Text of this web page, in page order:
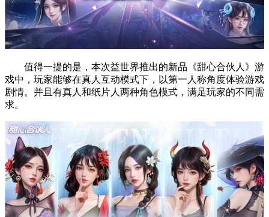
值得一提的是，本次益世界推出的新品《甜心合伙人》游
戏中，玩家能够在真人互动模式下，以第一人称角度体验游戏
剧情。并且有真人和纸片人两种角色模式，满足玩家的不同需
求。